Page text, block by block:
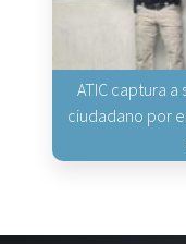
ATIC captura
ciudadano por